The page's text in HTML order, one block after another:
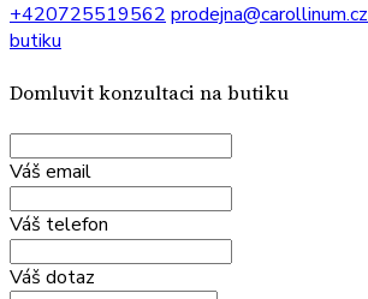
+420725519562 prodejna@carollinum.cz
butiku
Domluvit konzultaci na butiku
Váš email
Váš telefon
Váš dotaz